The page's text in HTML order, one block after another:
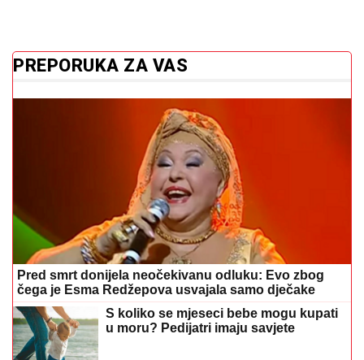
PREPORUKA ZA VAS
Pred smrt donijela neočekivanu odluku: Evo zbog
čega je Esma Redžepova usvajala samo dječake
S koliko se mjeseci bebe mogu kupati
u moru? Pedijatri imaju savjete